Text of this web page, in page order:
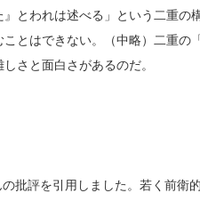
』とわれは述べる」という二重
とはできない。（中略）二重
さと面白さがあるのだ。
批評を引用しました。若く前衛